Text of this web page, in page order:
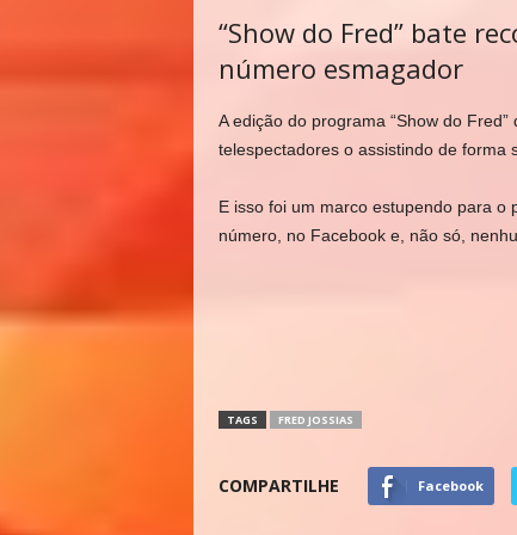
“Show do Fred” bate
número esmagador
A edição do programa “Show do
telespectadores o assistindo de forma
E isso foi um marco estupendo para
número, no Facebook e, não só,
TAGS FRED JOSSIAS
COMPARTILHE Facebook